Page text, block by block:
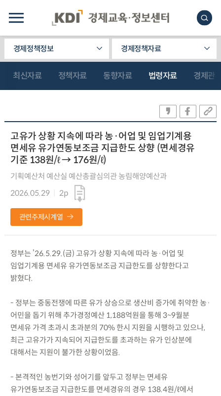
경제정책정보 경제정책자료
최신자료 정책자료 동향자료 법령자료 경제관
고유가 상황 지속에 따라 농·어업 및 임업기계용
면세유 유가연동보조금 지급한도 상향 (면세경유
기준 138원/ℓ → 176원/ℓ)
기획예산처 예산실 예산총괄심의관 농림해양예산과
2026.05.29
2p
관련주제시계열
정부는 ’26.5.29.(금) 고유가 상황 지속에 따라 농·어업 및
임업기계용 면세유 유가연동보조금 지급한도를 상향한다고
밝혔다.
- 정부는 중동전쟁에 따른 유가 상승으로 생산비 증가에 취약한 농·
어민을 돕기 위해 추가경정예산 1,188억원을 통해 3~9월분
면세유 가격 초과시 초과분의 70% 한시 지원을 시행하고 있으나,
최근 고유가가 지속되어 지급한도를 초과하는 유가 인상분에
대해서는 지원이 불가한 상황이었음.
- 본격적인 농번기와 성어기를 앞두고 정부는 면세유
유가연동보조금 지급한도를 면세경유의 경우 138.4원/ℓ에서